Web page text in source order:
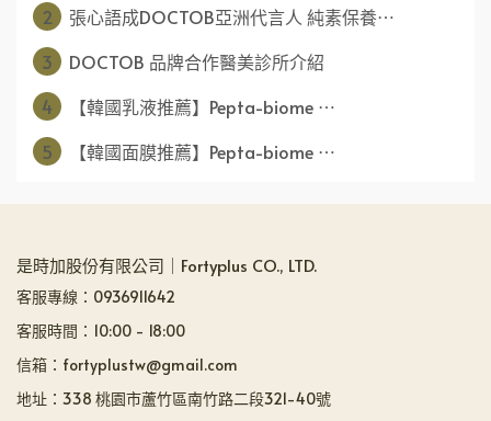
2
張心語成DOCTOB亞洲代言人 純素保養⋯
3
DOCTOB 品牌合作醫美診所介紹
4
【韓國乳液推薦】Pepta-biome ⋯
5
【韓國面膜推薦】Pepta-biome ⋯
是時加股份有限公司｜Fortyplus CO., LTD.
客服專線：0936911642
客服時間：10:00 - 18:00
信箱：fortyplustw@gmail.com
地址：338 桃園市蘆竹區南竹路二段321-40號